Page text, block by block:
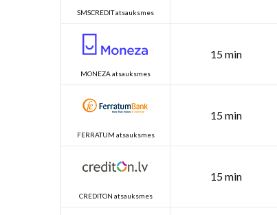
SMSCREDIT atsauksmes
MONEZA atsauksmes
15 min
FERRATUM atsauksmes
15 min
CREDITON atsauksmes
15 min